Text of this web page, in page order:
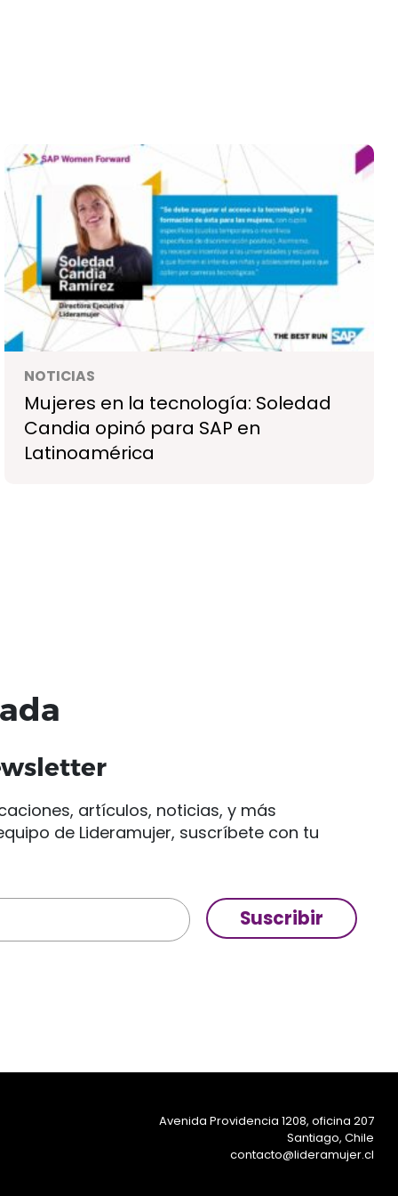
NOTICIAS
Mujeres en la tecnología: Soledad
Candia opinó para SAP en
Latinoamérica
artículos, noticias, y más
de Lideramujer, suscríbete con tu
Suscribir
Avenida Providencia 1208, oficina 207
Santiago, Chile
contacto@lideramujer.cl